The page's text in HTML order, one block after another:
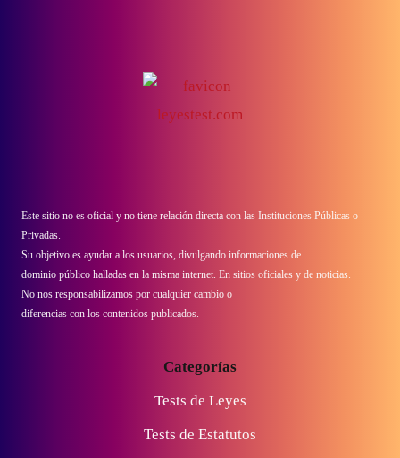
Este sitio no es oficial y no tiene relación directa con las Instituciones Públicas o
Privadas.
Su objetivo es ayudar a los usuarios, divulgando informaciones de
dominio público halladas en la misma internet. En sitios oficiales y de noticias.
No nos responsabilizamos por cualquier cambio o
diferencias con los contenidos publicados.
Categorías
Tests de Leyes
Tests de Estatutos